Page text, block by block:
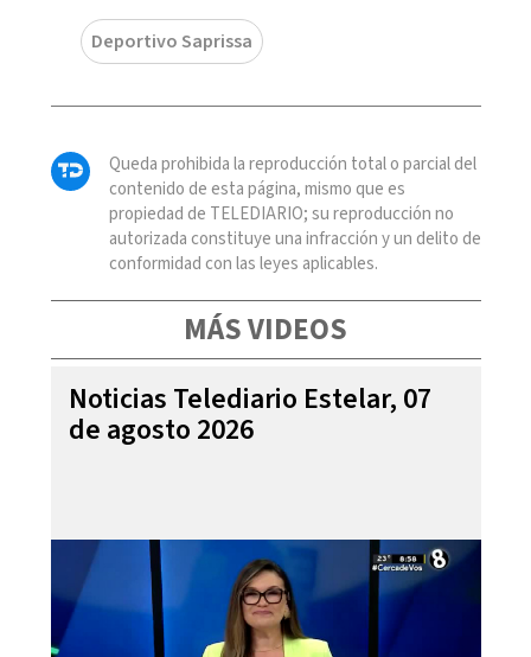
Deportivo Saprissa
Queda prohibida la reproducción total o parcial del
contenido de esta página, mismo que es
propiedad de TELEDIARIO; su reproducción no
autorizada constituye una infracción y un delito de
conformidad con las leyes aplicables.
MÁS VIDEOS
Noticias Telediario Estelar, 07
de agosto 2026